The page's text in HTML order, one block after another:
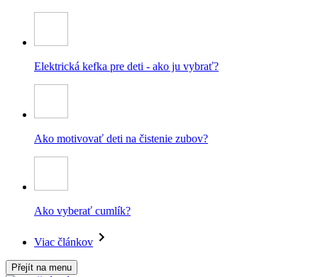
Elektrická kefka pre deti - ako ju vybrať?
Ako motivovať deti na čistenie zubov?
Ako vyberať cumlík?
Viac článkov
Přejít na menu